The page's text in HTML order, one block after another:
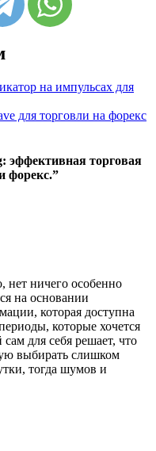
на импульсах для
для торговли на форекс
эффективная торговая
форекс.”
нет ничего особенно
на основании
которая доступна
которые хочется
для себя решает, что
выбирать слишком
тогда шумов и